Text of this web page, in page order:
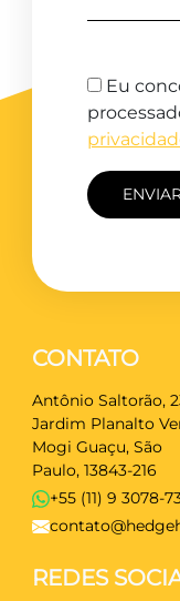
Eu
CONTATO
Antônio Saltorão,
Jardim Planalto
Mogi Guaçu, São
Paulo, 13843-216
+55 (11) 9 3078-
REDES